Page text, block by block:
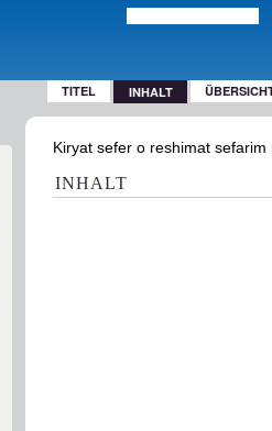
TITEL INHALT
Kiryat sefer o reshimat
INHALT